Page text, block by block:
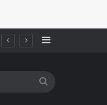
Sidebar